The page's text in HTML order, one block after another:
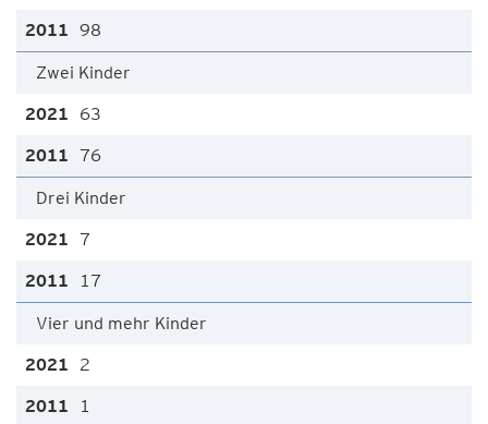
98
Zwei Kinder
63
76
Drei Kinder
7
17
Vier und mehr Kinder
2
1